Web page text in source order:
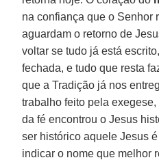
na confiança que o Senhor
aguardam o retorno de
voltar se tudo já está
fechada, e tudo que resta
que a Tradição já nos
trabalho feito pela
da fé encontrou o Jesus
ser histórico aquele Jesus
indicar o nome que melhor